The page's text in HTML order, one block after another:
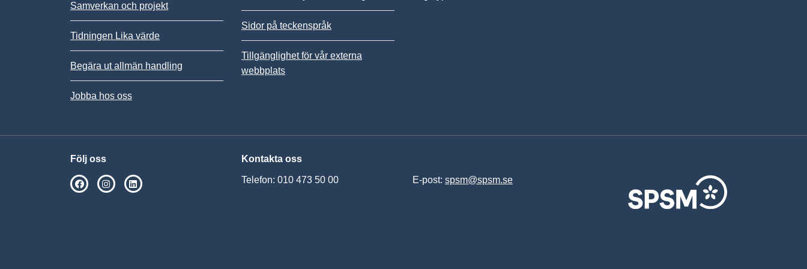
Samverkan och projekt
Tidningen Lika värde
Begära ut allmän handling
Jobba hos oss
Sidor på teckenspråk
Tillgänglighet för vår externa
webbplats
Följ oss
SPSM på Facebook
SPSM på Instagram
Kontakta oss
Telefon: 010 473 50 00 E-post: spsm@spsm.se